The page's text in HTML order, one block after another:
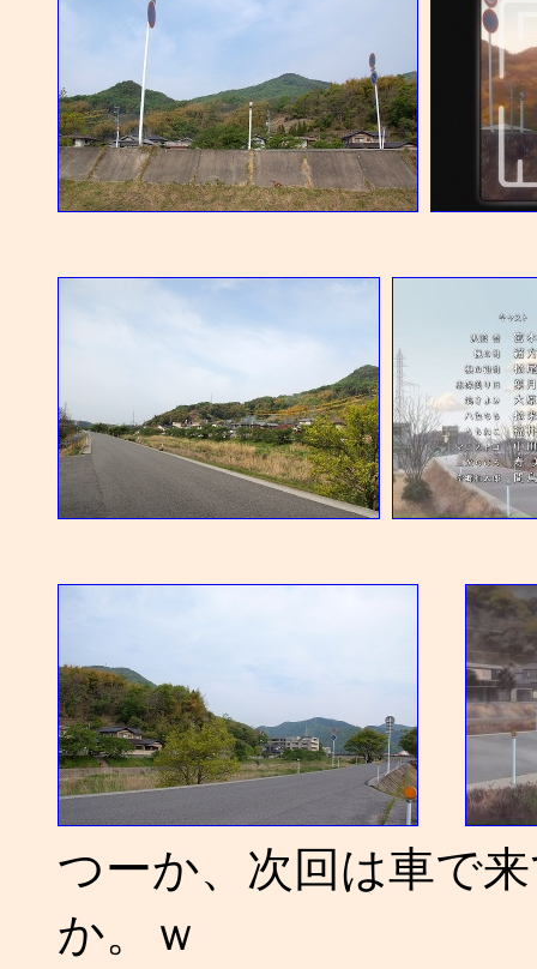
つーか、次回は車で
か。ｗ